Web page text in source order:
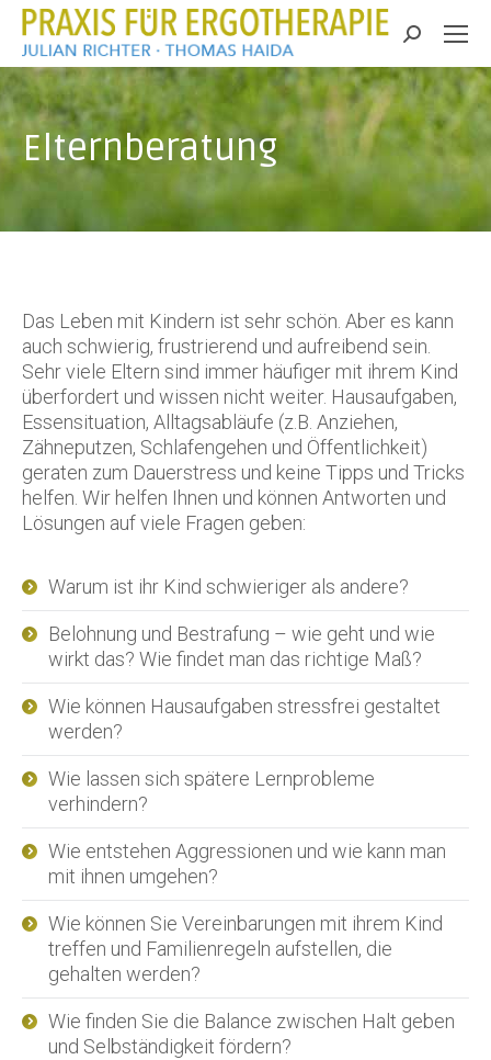
Search:
Elternberatung
Das Leben mit Kindern ist sehr schön. Aber es kann
auch schwierig, frustrierend und aufreibend sein.
Sehr viele Eltern sind immer häufiger mit ihrem Kind
überfordert und wissen nicht weiter. Hausaufgaben,
Essensituation, Alltagsabläufe (z.B. Anziehen,
Zähneputzen, Schlafengehen und Öffentlichkeit)
geraten zum Dauerstress und keine Tipps und Tricks
helfen. Wir helfen Ihnen und können Antworten und
Lösungen auf viele Fragen geben:
Warum ist ihr Kind schwieriger als andere?
Belohnung und Bestrafung – wie geht und wie
wirkt das? Wie findet man das richtige Maß?
Wie können Hausaufgaben stressfrei gestaltet
werden?
Wie lassen sich spätere Lernprobleme
verhindern?
Wie entstehen Aggressionen und wie kann man
mit ihnen umgehen?
Wie können Sie Vereinbarungen mit ihrem Kind
treffen und Familienregeln aufstellen, die
gehalten werden?
Wie finden Sie die Balance zwischen Halt geben
und Selbständigkeit fördern?